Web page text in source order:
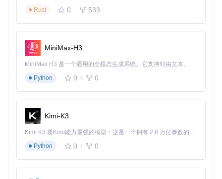
动健康检查、智能账户选择算法及实时故障检测与切换机制，
官方文档路径：docs/integration-guide.md
场景落地：企业级应用与性能优化
典型应用场景
该方案适用于多种开发场景：
主流开发工具集成，如Cherry-Studio、NextChat等
自定义客户端接入
批量任务处理优化
Rust
0 533
MiniMax-H3
MiniMax H3 是一个通用的全模态生成系统。它支持对由文本、图像、视频和音频组成的多模态上下文进行统一理解，并能生成分辨率高达 2K、时长可达 15 秒的带原生立体声音频的视频。得益于面向任务泛化的系统设计，H3 在预训练阶段就已具备广泛的多模态上下文理解与生成能力，能够出色地执行复杂的多模态指令。
Python
0 0
Kimi-K3
Kimi K3 是Kimi能力最强的模型：这是一个拥有 2.8 万亿参数的混合专家（MoE）模型，具备原生视觉理解能力，并支持 100 万 token 的上下文窗口。
Python
0 0